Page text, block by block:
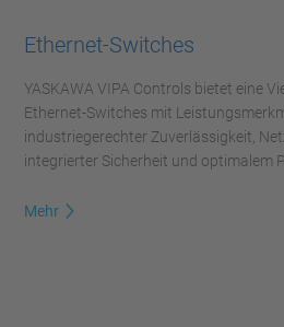
Ethernet-Switches
YASKAWA VIPA Controls bietet eine
Ethernet-Switches mit
industriegerechter Zuverlässigkeit,
integrierter Sicherheit und optimalem
Mehr